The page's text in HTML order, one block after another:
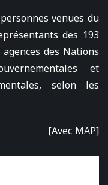
venues du
des 193
agences des Nations
et
selon les
[Avec MAP]